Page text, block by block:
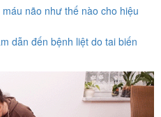
não như thế nào cho hiệu
dẫn đến bệnh liệt do tai biến